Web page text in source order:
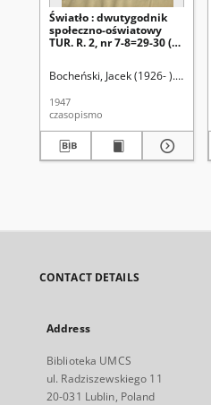
Światło : dwutygodnik
społeczno-oświatowy
TUR. R. 2, nr 7-8=29-30 (1-
Bocheński, Jacek (1926- ). Red.
1947
czasopismo
CONTACT DETAILS
Address
Biblioteka UMCS
ul. Radziszewskiego 11
20-031 Lublin, Poland